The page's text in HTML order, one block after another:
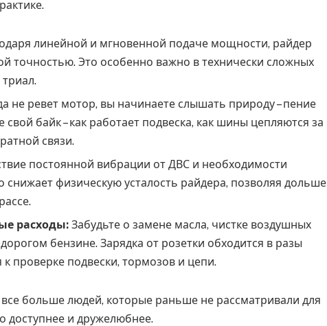
линейной и мгновенной подаче мощности, райдер
точностью. Это особенно важно в технически сложных
не ревет мотор, вы начинаете слышать природу – пение
байк – как работает подвеска, как шины цепляются за
связи.
постоянной вибрации от ДВС и необходимости
снижает физическую усталость райдера, позволяя дольше
расходы: Забудьте о замене масла, чистке воздушных
бензине. Зарядка от розетки обходится в разы
проверке подвески, тормозов и цепи.
больше людей, которые раньше не рассматривали для
доступнее и дружелюбнее.